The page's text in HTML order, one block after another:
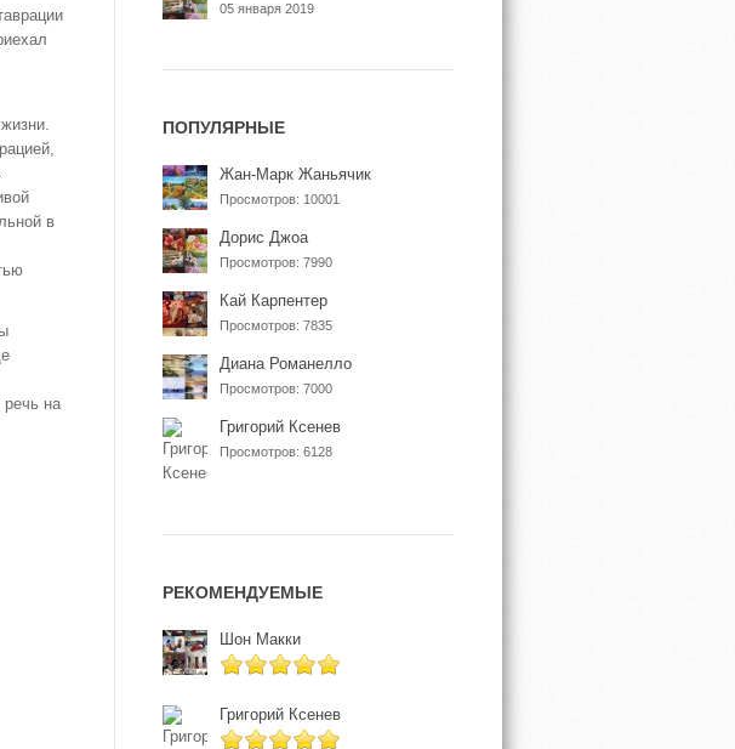
в
речь на
05 января 2019
ПОПУЛЯРНЫЕ
Жан-Марк Жаньячик
Просмотров: 10001
Дорис Джоа
Просмотров: 7990
Кай Карпентер
Просмотров: 7835
Диана Романелло
Просмотров: 7000
Григорий Ксенев
Просмотров: 6128
РЕКОМЕНДУЕМЫЕ
Шон Макки
Григорий Ксенев